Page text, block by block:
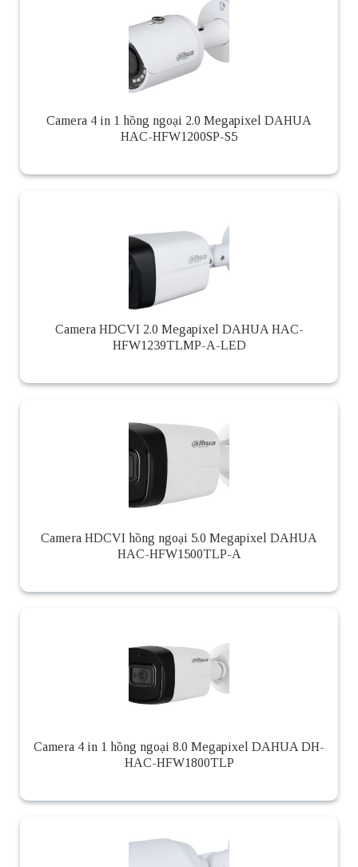
Camera 4 in 1 hồng ngoại 2.0 Megapixel DAHUA
HAC-HFW1200SP-S5
Camera HDCVI 2.0 Megapixel DAHUA HAC-
HFW1239TLMP-A-LED
Camera HDCVI hồng ngoại 5.0 Megapixel DAHUA
HAC-HFW1500TLP-A
Camera 4 in 1 hồng ngoại 8.0 Megapixel DAHUA DH-
HAC-HFW1800TLP